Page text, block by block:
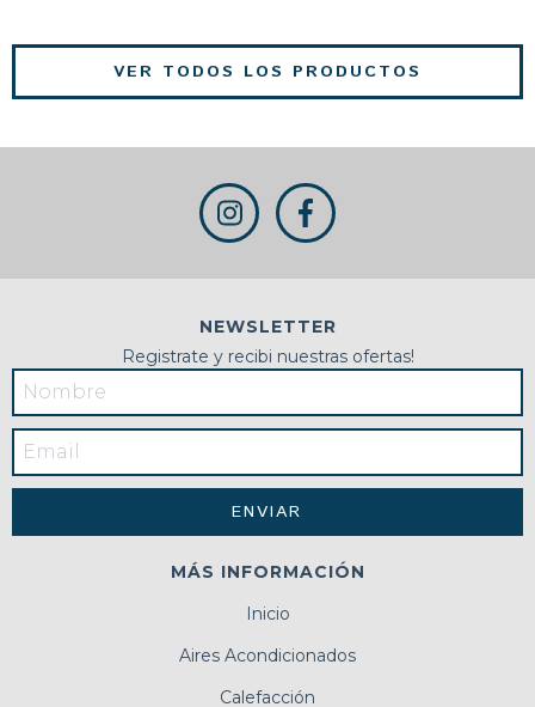
VER TODOS LOS PRODUCTOS
NEWSLETTER
Registrate y recibi nuestras ofertas!
MÁS INFORMACIÓN
Inicio
Aires Acondicionados
Calefacción